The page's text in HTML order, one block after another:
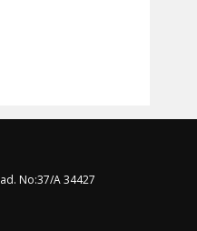
No:37/A 34427